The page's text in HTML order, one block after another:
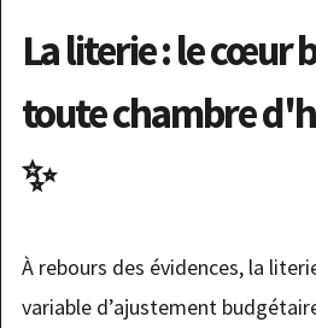
La literie : le cœur
toute chambre
✨
À rebours des évidences, la
variable d’ajustement